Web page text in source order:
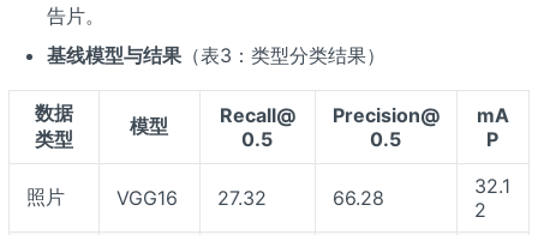
告片。
基线模型与结果（表3：类型分类结果）
数据
类型
模型
Recall@
0.5
Precision@
0.5
mA
P
照片 VGG16 27.32 66.28
32.1
2